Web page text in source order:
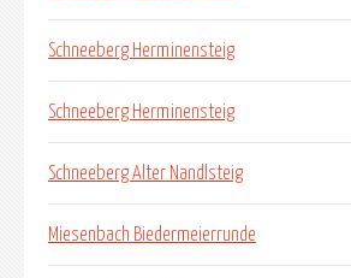
Schneeberg Herminensteig
Schneeberg Herminensteig
Schneeberg Alter Nandlsteig
Miesenbach Biedermeierrunde